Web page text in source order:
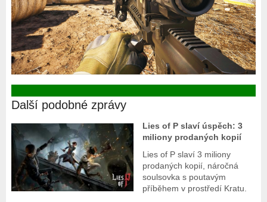
Další podobné zprávy
Lies of P slaví úspěch: 3
miliony prodaných kopií
Lies of P slaví 3 miliony
prodaných kopií, náročná
soulsovka s poutavým
příběhem v prostředí Kratu.